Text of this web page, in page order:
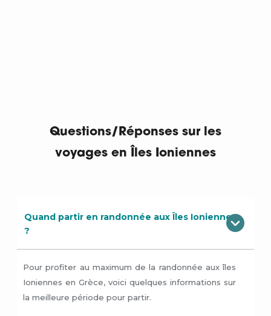
Questions/Réponses sur les
voyages en Îles Ioniennes
Quand partir en randonnée aux Îles Ioniennes
?
Pour profiter au maximum de la randonnée aux îles
Ioniennes en Grèce, voici quelques informations sur
la meilleure période pour partir.